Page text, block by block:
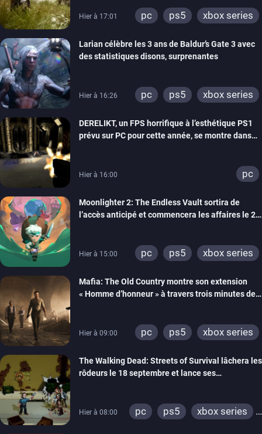
Hier à 17:01 pc ps5 xbox series
Larian célèbre les 3 ans de Baldur’s Gate 3 avec
des statistiques disons, surprenantes
Hier à 16:26 pc ps5 xbox series
DERELIKT, un FPS horrifique à l’esthétique PS1
prévu sur PC pour cette année, se montre dans
Hier à 16:00 pc
Moonlighter 2: The Endless Vault sortira de
l’accès anticipé et commencera les affaires le 2
Hier à 15:00 pc ps5 xbox series
Mafia: The Old Country montre son extension
« Homme d’honneur » à travers trois minutes de
Hier à 09:00 pc ps5 xbox series
The Walking Dead: Streets of Survival lâchera les
rôdeurs le 18 septembre et lance ses
Hier à 08:00 pc ps5
xbox series